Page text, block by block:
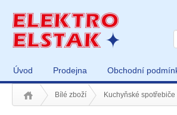
Úvod Prodejna Obchodní
Bílé zboží Kuchyňské spotřebiče